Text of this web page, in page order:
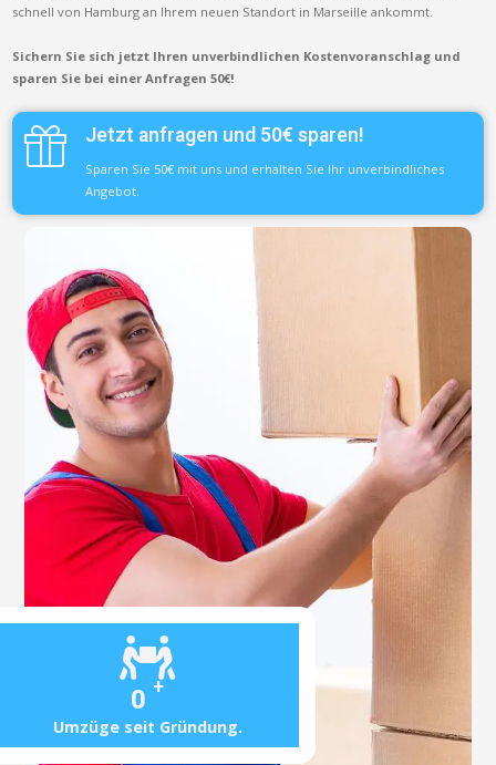
0 +
Umzüge seit Gründung.
schnell von Hamburg an Ihrem neuen Standort in Marseille ankommt.
Sichern Sie sich jetzt Ihren unverbindlichen Kostenvoranschlag und
sparen Sie bei einer Anfragen 50€!
Jetzt anfragen und 50€ sparen!
Sparen Sie 50€ mit uns und erhalten Sie Ihr unverbindliches
Angebot.